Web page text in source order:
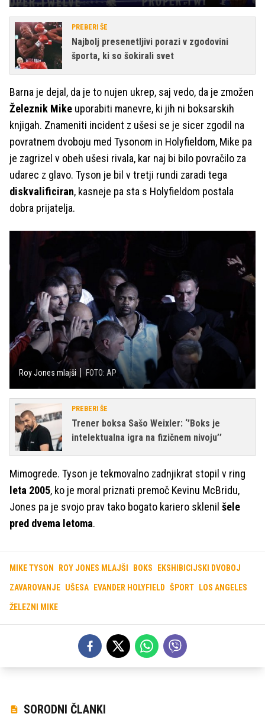
PREBERI ŠE
Najbolj presenetljivi porazi v zgodovini
športa, ki so šokirali svet
Barna je dejal, da je to nujen ukrep, saj vedo, da je zmožen
Železnik Mike uporabiti manevre, ki jih ni boksarskih
knjigah. Znameniti incident z ušesi se je sicer zgodil na
povratnem dvoboju med Tysonom in Holyfieldom, Mike pa
je zagrizel v obeh ušesi rivala, kar naj bi bilo povračilo za
udarec z glavo. Tyson je bil v tretji rundi zaradi tega
diskvalificiran, kasneje pa sta s Holyfieldom postala
dobra prijatelja.
Roy Jones mlajši FOTO: AP
PREBERI ŠE
Trener boksa Sašo Weixler: ‘’Boks je
intelektualna igra na fizičnem nivoju’’
Mimogrede. Tyson je tekmovalno zadnjikrat stopil v ring
leta 2005, ko je moral priznati premoč Kevinu McBridu,
Jones pa je svojo prav tako bogato kariero sklenil šele
pred dvema letoma.
MIKE TYSON ROY JONES MLAJŠI BOKS EKSHIBICIJSKI DVOBOJ
ZAVAROVANJE UŠESA EVANDER HOLYFIELD ŠPORT LOS ANGELES
ŽELEZNI MIKE
SORODNI ČLANKI